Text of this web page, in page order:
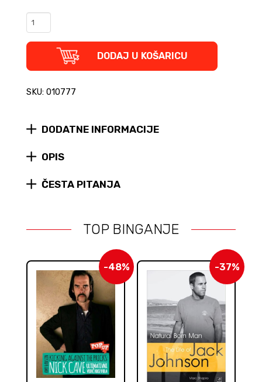
Beautiful
Alone
Biography
of
(tvrdi
quantity
DODAJ U KOŠARICU
SKU: 010777
DODATNE INFORMACIJE
OPIS
ČESTA PITANJA
TOP BINGANJE
-48% -37%